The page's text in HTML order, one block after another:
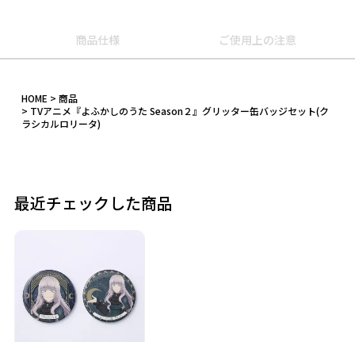
商品仕様 ご使用上の注意
HOME
商品
TVアニメ『よふかしのうた Season２』グリッター缶バッジセット(ク
ラシカルロリータ)
最近チェックした商品
その他 在庫あり
予約販売